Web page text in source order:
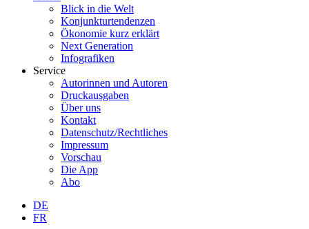
Blick in die Welt
Konjunkturtendenzen
Ökonomie kurz erklärt
Next Generation
Infografiken
Service
Autorinnen und Autoren
Druckausgaben
Über uns
Kontakt
Datenschutz/Rechtliches
Impressum
Vorschau
Die App
Abo
DE
FR